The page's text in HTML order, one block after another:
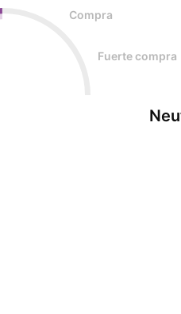
Compra
Fuerte compra